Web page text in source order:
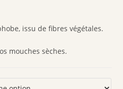
issu de fibres végétales.
mouches sèches.